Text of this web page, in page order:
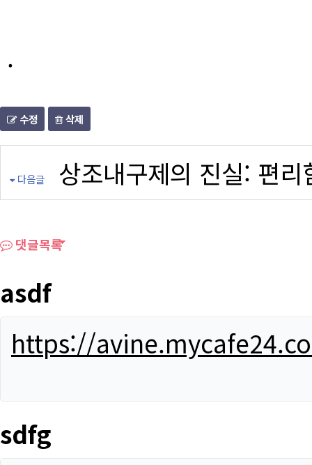
.
수정 삭제
다음글 상조내구제의 진실: 편
댓글목록
asdf
https://
sdfg